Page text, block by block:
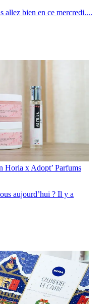
allez bien en ce mercredi....
Horia x Adopt’ Parfums
aujourd’hui ? Il y a